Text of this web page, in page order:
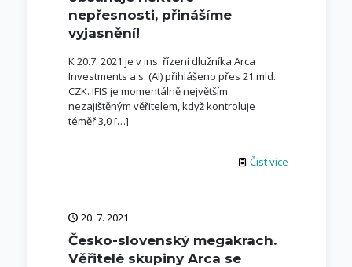
nepřesnosti, přinášíme
vyjasnění!
K 20.7. 2021 je v ins. řízení dlužníka Arca
Investments a.s. (AI) přihlášeno přes 21 mld.
CZK. IFIS je momentálně největším
nezajištěným věřitelem, když kontroluje
téměř 3,0[…]
Číst více
20. 7. 2021
Česko-slovenský megakrach.
Věřitelé skupiny Arca se